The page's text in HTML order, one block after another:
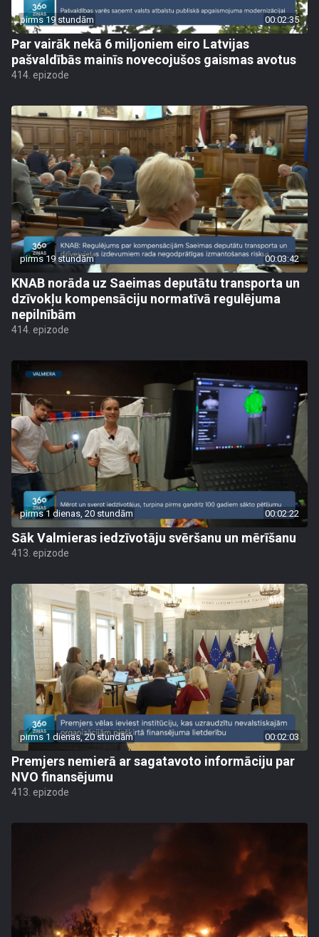
pirms 19 stundām 00:02:35
Par vairāk nekā 6 miljoniem eiro Latvijas
pašvaldībās mainīs novecojušos gaismas avotus
414. epizode
pirms 19 stundām 00:03:42
KNAB norāda uz Saeimas deputātu transporta un
dzīvokļu kompensāciju normatīvā regulējuma
nepilnībām
414. epizode
pirms 1 dienas, 20 stundām 00:02:22
Sāk Valmieras iedzīvotāju svēršanu un mērīšanu
413. epizode
pirms 1 dienas, 20 stundām 00:02:03
Premjers nemierā ar sagatavoto informāciju par
NVO finansējumu
413. epizode